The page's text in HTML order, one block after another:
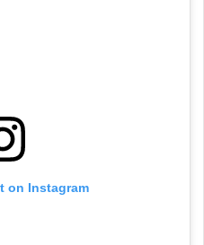
on Instagram